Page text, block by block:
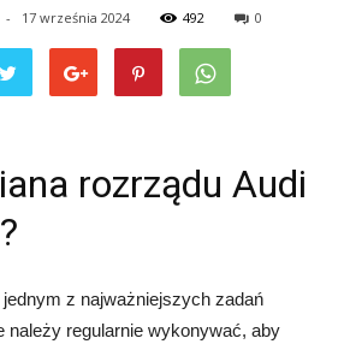
- 17 września 2024 492 0
rozrządu Audi
z najważniejszych zadań
należy regularnie wykonywać, aby